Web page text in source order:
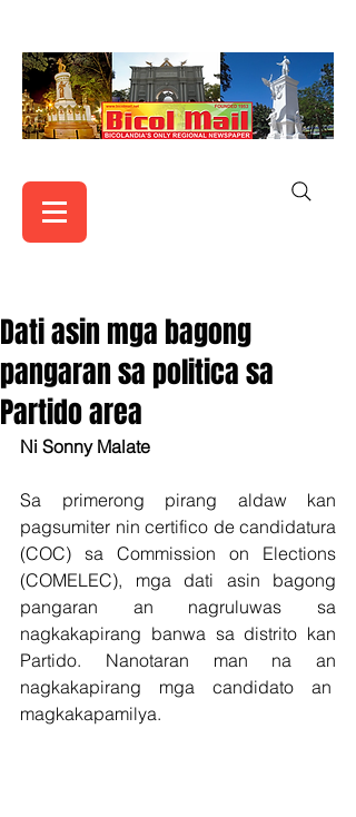
Dati asin mga bagong
pangaran sa politica sa
Partido area
Ni Sonny Malate
Sa primerong pirang aldaw kan
pagsumiter nin certifico de candidatura
(COC) sa Commission on Elections
(COMELEC), mga dati asin bagong
pangaran an nagruluwas sa
nagkakapirang banwa sa distrito kan
Partido. Nanotaran man na an
nagkakapirang mga candidato an
magkakapamilya.